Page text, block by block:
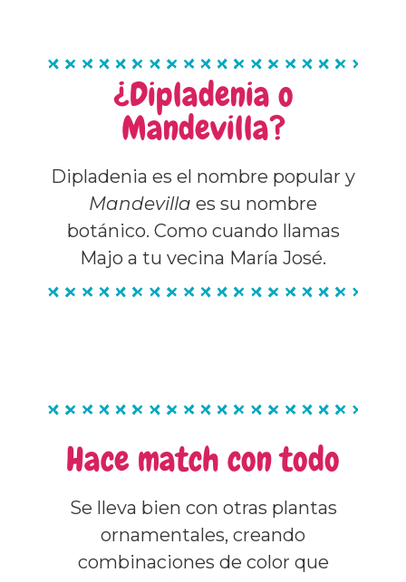
¿Dipladenia o
Mandevilla?
Dipladenia es el nombre popular y
Mandevilla es su nombre
botánico. Como cuando llamas
Majo a tu vecina María José.
Hace match con todo
Se lleva bien con otras plantas
ornamentales, creando
combinaciones de color que